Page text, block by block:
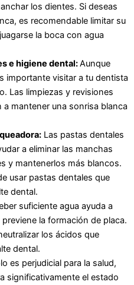
los dientes. Si deseas
es recomendable limitar su
la boca con agua
e higiene dental:Aunque
importante visitar a tu dentista
Las limpiezas y revisiones
mantener una sonrisa blanca
Las pastas dentales
a eliminar las manchas
y mantenerlos más blancos.
usar pastas dentales que
dental.
suficiente agua ayuda a
la formación de placa.
los ácidos que
dental.
es perjudicial para la salud,
significativamente el estado